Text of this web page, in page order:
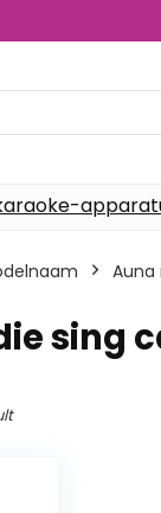
‎Auna
sing